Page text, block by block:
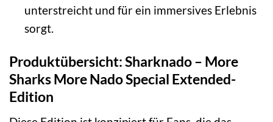
unterstreicht und für ein immersives Erlebnis
sorgt.
Produktübersicht: Sharknado – More
Sharks More Nado Special Extended-
Edition